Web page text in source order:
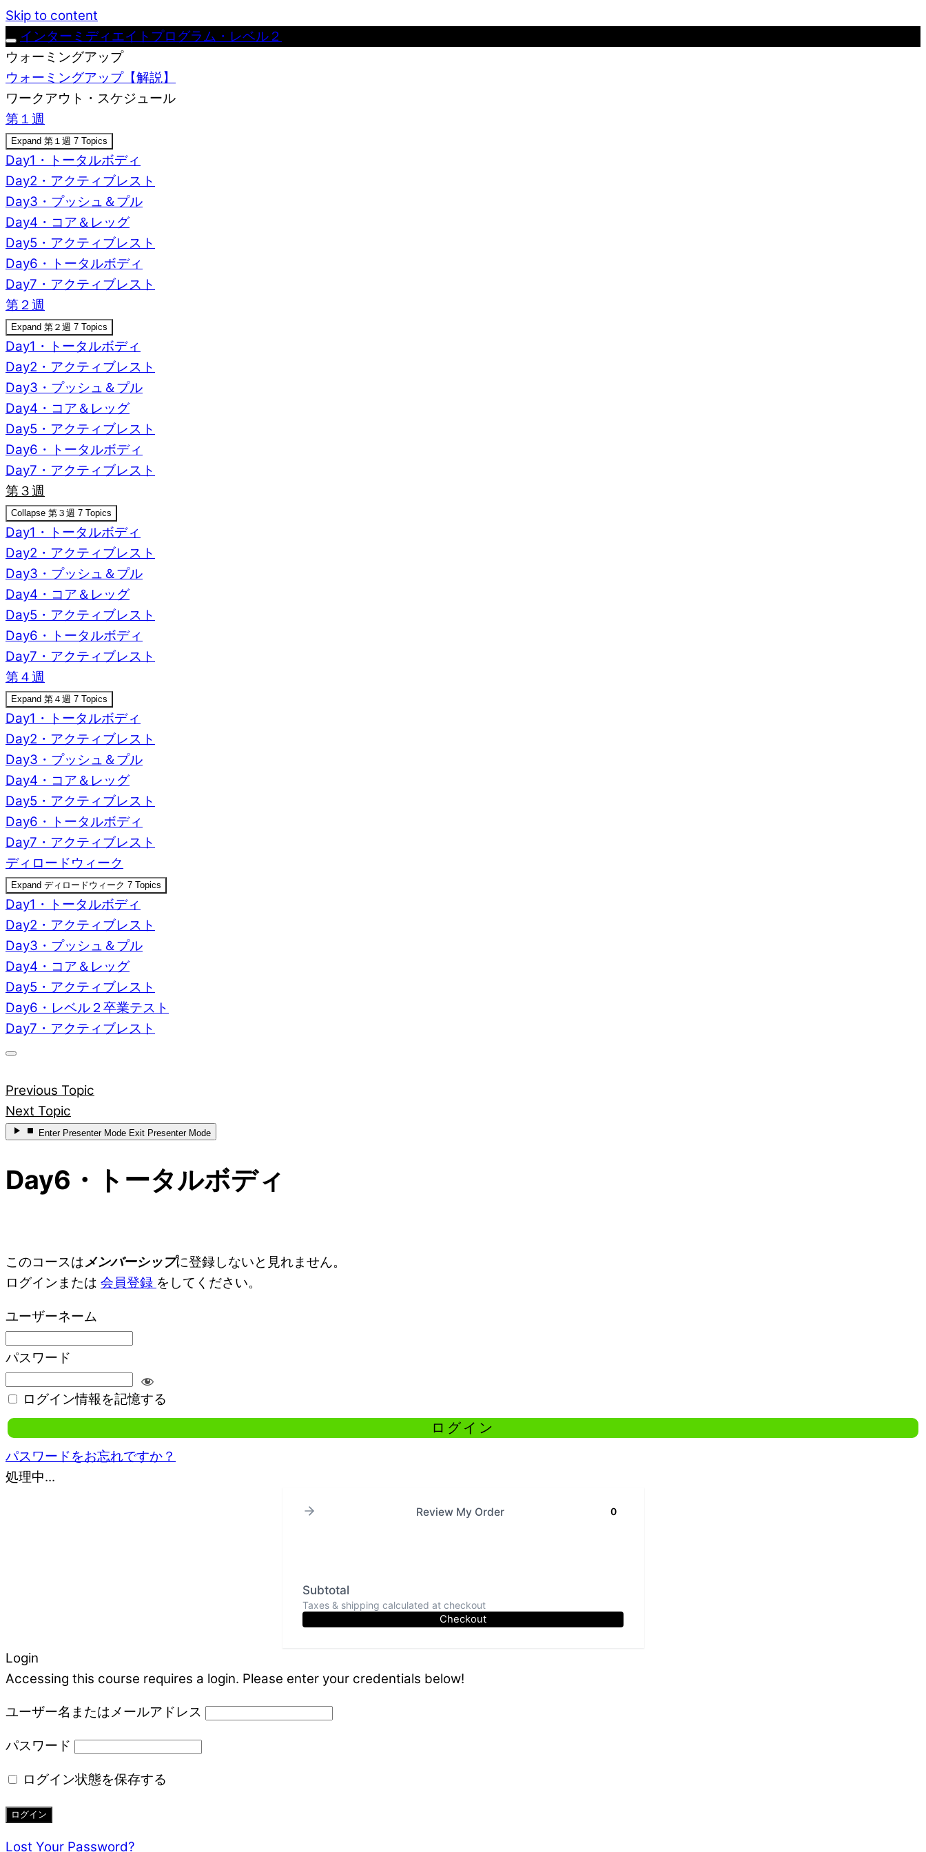
Skip to content
インターミディエイトプログラム・レベル２
ウォーミングアップ
ウォーミングアップ【解説】
ワークアウト・スケジュール
第１週
Expand 第１週 7 Topics
Day1・トータルボディ
Day2・アクティブレスト
Day3・プッシュ＆プル
Day4・コア＆レッグ
Day5・アクティブレスト
Day6・トータルボディ
Day7・アクティブレスト
第２週
Expand 第２週 7 Topics
Day1・トータルボディ
Day2・アクティブレスト
Day3・プッシュ＆プル
Day4・コア＆レッグ
Day5・アクティブレスト
Day6・トータルボディ
Day7・アクティブレスト
第３週
Collapse 第３週 7 Topics
Day1・トータルボディ
Day2・アクティブレスト
Day3・プッシュ＆プル
Day4・コア＆レッグ
Day5・アクティブレスト
Day6・トータルボディ
Day7・アクティブレスト
第４週
Expand 第４週 7 Topics
Day1・トータルボディ
Day2・アクティブレスト
Day3・プッシュ＆プル
Day4・コア＆レッグ
Day5・アクティブレスト
Day6・トータルボディ
Day7・アクティブレスト
ディロードウィーク
Expand ディロードウィーク 7 Topics
Day1・トータルボディ
Day2・アクティブレスト
Day3・プッシュ＆プル
Day4・コア＆レッグ
Day5・アクティブレスト
Day6・レベル２卒業テスト
Day7・アクティブレスト
Previous Topic
Next Topic
Enter Presenter Mode Exit Presenter Mode
Day6・トータルボディ
このコースはメンバーシップに登録しないと見れません。
ログインまたは 会員登録 をしてください。
ユーザーネーム
パスワード
ログイン情報を記憶する
パスワードをお忘れですか？
処理中...
Review My Order 0
Subtotal
Taxes & shipping calculated at checkout
Checkout
Login
Accessing this course requires a login. Please enter your credentials below!
ユーザー名またはメールアドレス
パスワード
ログイン状態を保存する
Lost Your Password?